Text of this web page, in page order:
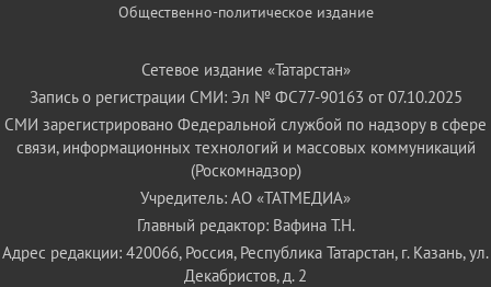
Общественно-политическое издание
Сетевое издание «Татарстан»
Запись о регистрации СМИ: Эл № ФС77-90163 от 07.10.2025
СМИ зарегистрировано Федеральной службой по надзору в сфере
связи, информационных технологий и массовых коммуникаций
(Роскомнадзор)
Учредитель: АО «ТАТМЕДИА»
Главный редактор: Вафина Т.Н.
Адрес редакции: 420066, Россия, Республика Татарстан, г. Казань, ул.
Декабристов, д. 2